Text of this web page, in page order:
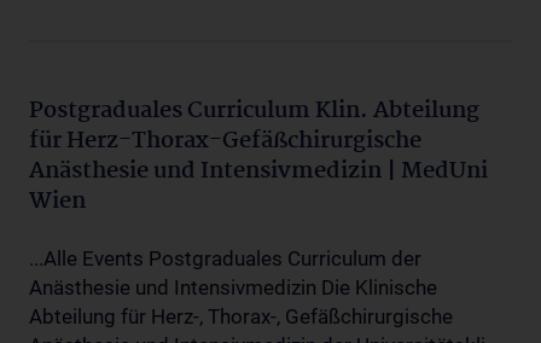
Postgraduales Curriculum Klin. Abteilung
für Herz-Thorax-Gefäßchirurgische
Anästhesie und Intensivmedizin | MedUni
Wien
...Alle Events Postgraduales Curriculum der
Anästhesie und Intensivmedizin Die Klinische
Abteilung für Herz-, Thorax-, Gefäßchirurgische